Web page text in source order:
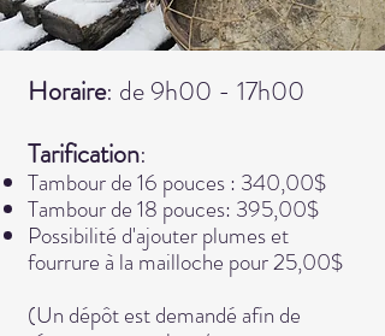
Horaire: de 9h00 - 17h00
Tarification:
Tambour de 16 pouces : 340,00$
Tambour de 18 pouces: 395,00$
Possibilité d'ajouter plumes et
fourrure à la mailloche pour 25,00$
(Un dépôt est demandé afin de